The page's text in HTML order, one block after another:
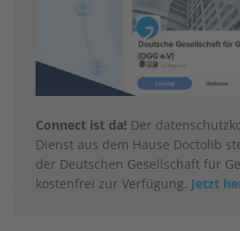
Connect ist da! Der
Dienst aus dem Hause Doctolib
der Deutschen Gesellschaft für
kostenfrei zur Verfügung. Jetzt